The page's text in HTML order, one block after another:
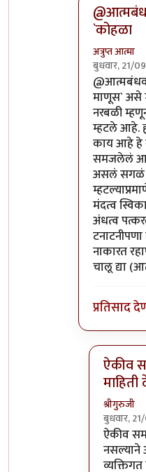
`कोहळा
अत्रुप्त आत्मा
बुधवार, 21/
In reply to
माणूस` असे
नरबळी
म्हटले आहे.
काय आहे हे
समजलेलं
असलं सगळं
मंदत्व
अंधत्व
नाकारत
चालू द्या
प्रतिसाद
ऐकीव
माहिती
श्रीगुरुजी
बुधवार,
In
ऐकीव
नसल्याने